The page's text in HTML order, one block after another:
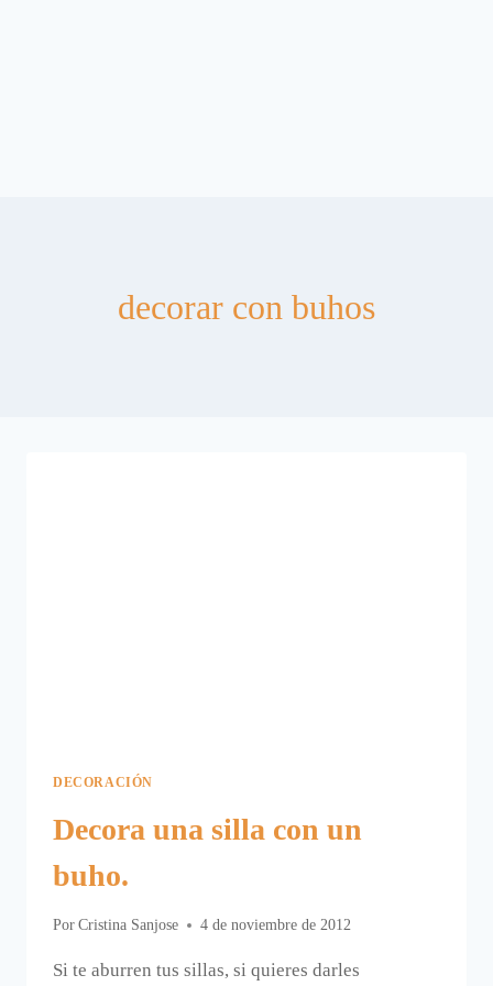
decorar con buhos
DECORACIÓN
Decora una silla con un
buho.
Por Cristina Sanjose 4 de noviembre de 2012
Si te aburren tus sillas, si quieres darles